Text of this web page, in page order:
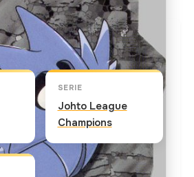
Kaart info
SERIE
Johto League
Champions